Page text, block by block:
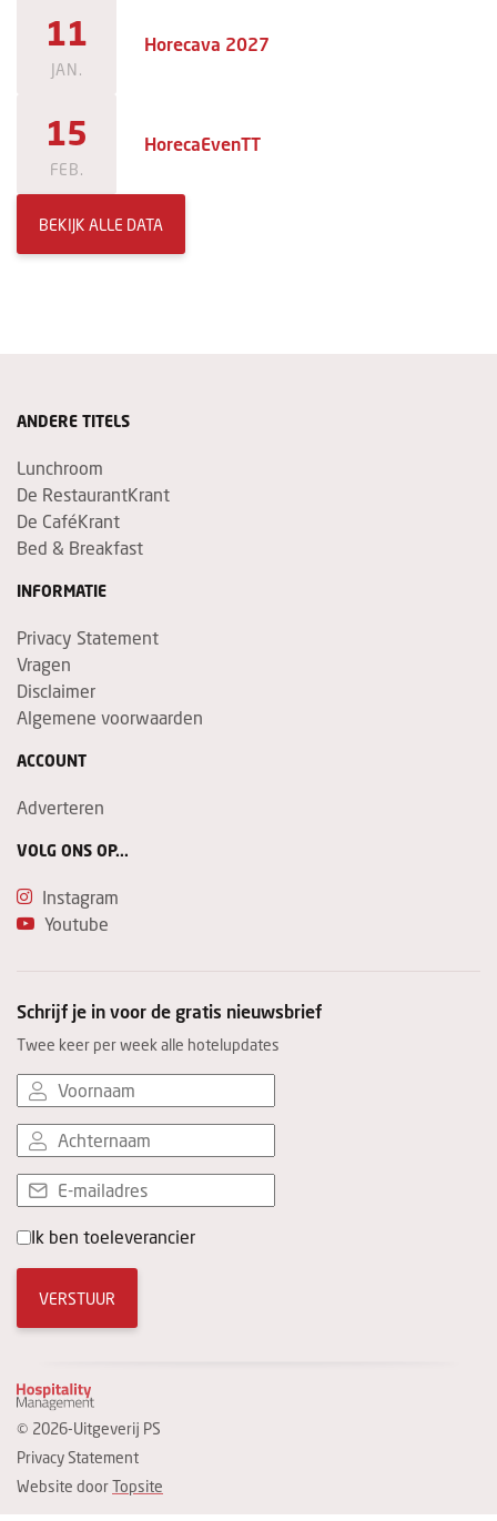
11
JAN.
Horecava 2027
15
FEB.
HorecaEvenTT
BEKIJK ALLE DATA
ANDERE TITELS
Lunchroom
De RestaurantKrant
De CaféKrant
Bed & Breakfast
INFORMATIE
Privacy Statement
Vragen
Disclaimer
Algemene voorwaarden
ACCOUNT
Adverteren
VOLG ONS OP...
Instagram
Youtube
Schrijf je in voor de gratis nieuwsbrief
Twee keer per week alle hotelupdates
Ik ben toeleverancier
VERSTUUR
© 2026-Uitgeverij PS
Privacy Statement
Website doorTopsite